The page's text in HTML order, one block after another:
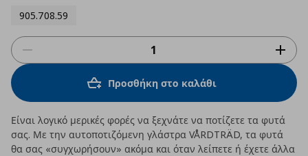
905.708.59
Προσθήκη στο καλάθι
Είναι λογικό μερικές φορές να ξεχνάτε να ποτίζετε τα φυτά
σας. Με την αυτοποτιζόμενη γλάστρα VÅRDTRÄD, τα φυτά
θα σας «συγχωρήσουν» ακόμα και όταν λείπετε ή έχετε άλλα